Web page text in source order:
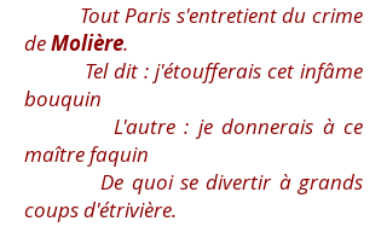
Tout Paris s'entretient du crime
deMolière.
Tel dit : j'étoufferais cet infâme
bouquin
L'autre : je donnerais à ce
maître faquin
De quoi se divertir à grands
coups d'étrivière.